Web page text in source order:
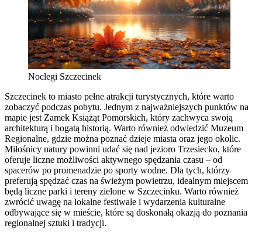
Noclegi Szczecinek
Szczecinek to miasto pełne atrakcji turystycznych, które warto
zobaczyć podczas pobytu. Jednym z najważniejszych punktów na
mapie jest Zamek Książąt Pomorskich, który zachwyca swoją
architekturą i bogatą historią. Warto również odwiedzić Muzeum
Regionalne, gdzie można poznać dzieje miasta oraz jego okolic.
Miłośnicy natury powinni udać się nad jezioro Trzesiecko, które
oferuje liczne możliwości aktywnego spędzania czasu – od
spacerów po promenadzie po sporty wodne. Dla tych, którzy
preferują spędzać czas na świeżym powietrzu, idealnym miejscem
będą liczne parki i tereny zielone w Szczecinku. Warto również
zwrócić uwagę na lokalne festiwale i wydarzenia kulturalne
odbywające się w mieście, które są doskonałą okazją do poznania
regionalnej sztuki i tradycji.